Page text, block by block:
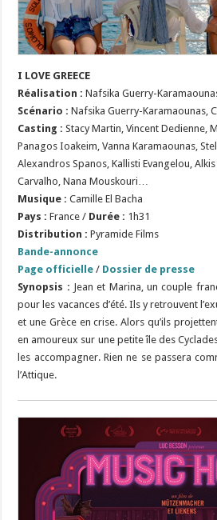
I LOVE GREECE
Réalisation : Nafsika Guerry-
Scénario : Nafsika Guerry-Karamaounas,
Casting : Stacy Martin, Vincent Dedienne,
Panagos Ioakeim, Vanna Karamaounas,
Alexandros Spanos, Kallisti Evangelou,
Carvalho, Nana Mouskouri…
Musique : Camille El Bacha
Pays : France / Durée : 1h31
Distribution : Pyramide Films
Bande-annonce
Page officielle / Dossier de presse
Synopsis : Jean et Marina, un couple
pour les vacances d’été. Ils y retrouvent
et une Grèce en crise. Alors qu’ils
en amoureux sur une petite île des
les accompagner. Rien ne se passera
l’Attique.